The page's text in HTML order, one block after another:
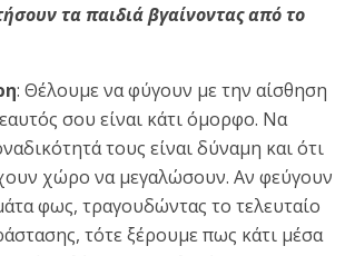
τα παιδιά βγαίνοντας από το
: Θέλουμε να φύγουν με την αίσθηση
σου είναι κάτι όμορφο. Να
τους είναι δύναμη και ότι
χώρο να μεγαλώσουν. Αν φεύγουν
φως, τραγουδώντας το τελευταίο
τότε ξέρουμε πως κάτι μέσα